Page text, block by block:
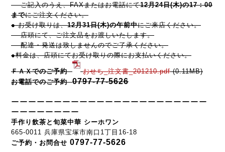
ご記入のうえ、FAXまたはお電話にて12月24日(木)の17：00
までにご注文ください。
● お受け取りは、12月31日(木)の午前中にご来店ください。
店頭にて、ご注文品をお渡しいたします。
配達・発送は致しませんのでご了承ください。
●料金は、店頭にてお受け取りの際にお支払いください。
ＦＡＸでのご予約 おせち_注文書_201210.pdf (0.11MB)
お電話でのご予約 0797-77-5626
ーーーーーーーーーーーーーーーーーーーーーーー
ーーーーーーーー
手作り飲茶と旬菜中華 シーホワン
665-0011 兵庫県宝塚市南口1丁目16-18
ご予約・お問合せ 0797-77-5626